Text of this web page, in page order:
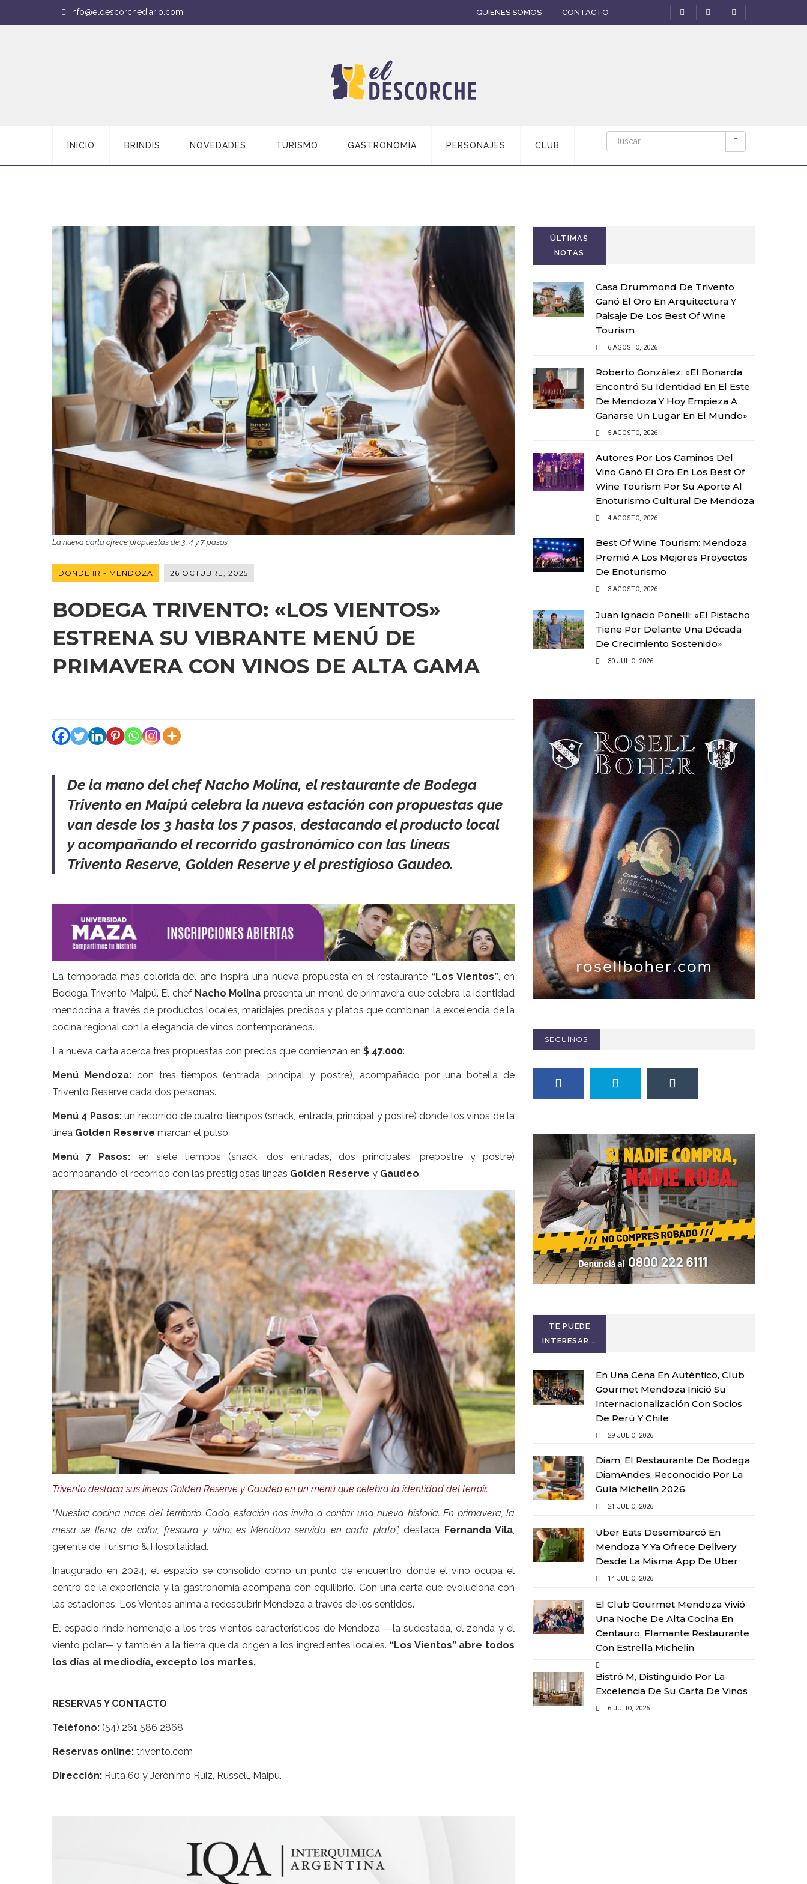
info@eldescorchediario.com CONTACTO
QUIENES SOMOS
INICIO BRINDIS NOVEDADES TURISMO GASTRONOMÍA PERSONAJES CLUB
La nueva carta ofrece propuestas de 3, 4 y 7 pasos.
DÓNDE IR - MENDOZA 26 OCTUBRE, 2025
BODEGA TRIVENTO: «LOS VIENTOS»
ESTRENA SU VIBRANTE MENÚ DE
PRIMAVERA CON VINOS DE ALTA GAMA
De la mano del chef Nacho Molina, el restaurante de Bodega
Trivento en Maipú celebra la nueva estación con propuestas que
van desde los 3 hasta los 7 pasos, destacando el producto local
y acompañando el recorrido gastronómico con las líneas
Trivento Reserve, Golden Reserve y el prestigioso Gaudeo.
La temporada más colorida del año inspira una nueva propuesta en el restaurante “Los Vientos”, en
Bodega Trivento Maipú. El chef Nacho Molina presenta un menú de primavera que celebra la identidad
mendocina a través de productos locales, maridajes precisos y platos que combinan la excelencia de la
cocina regional con la elegancia de vinos contemporáneos.
La nueva carta acerca tres propuestas con precios que comienzan en $ 47.000:
Menú Mendoza:con tres tiempos (entrada, principal y postre), acompañado por una botella de
Trivento Reserve cada dos personas.
Menú 4 Pasos:un recorrido de cuatro tiempos (snack, entrada, principal y postre) donde los vinos de la
línea Golden Reserve marcan el pulso.
Menú 7 Pasos: en siete tiempos (snack, dos entradas, dos principales, prepostre y postre)
acompañando el recorrido con las prestigiosas líneas Golden Reserve y Gaudeo.
Trivento destaca sus líneas Golden Reserve y Gaudeo en un menú que celebra la identidad del terroir.
“Nuestra cocina nace del territorio. Cada estación nos invita a contar una nueva historia. En primavera, la
mesa se llena de color, frescura y vino: es Mendoza servida en cada plato”,destaca Fernanda Vila,
gerente de Turismo & Hospitalidad.
Inaugurado en 2024, el espacio se consolidó como un punto de encuentro donde el vino ocupa el
centro de la experiencia y la gastronomía acompaña con equilibrio. Con una carta que evoluciona con
las estaciones, Los Vientos anima a redescubrir Mendoza a través de los sentidos.
El espacio rinde homenaje a los tres vientos característicos de Mendoza —la sudestada, el zonda y el
viento polar— y también a la tierra que da origen a los ingredientes locales. “Los Vientos” abre todos
los días al mediodía, excepto los martes.
RESERVAS Y CONTACTO
Teléfono: (54) 261 586 2868
Reservas online: trivento.com
Dirección: Ruta 60 y Jerónimo Ruiz, Russell, Maipú.
ÚLTIMAS
NOTAS
Casa Drummond De Trivento
Ganó El Oro En Arquitectura Y
Paisaje De Los Best Of Wine
Tourism
6 AGOSTO, 2026
Roberto González: «El Bonarda
Encontró Su Identidad En El Este
De Mendoza Y Hoy Empieza A
Ganarse Un Lugar En El Mundo»
5 AGOSTO, 2026
Autores Por Los Caminos Del
Vino Ganó El Oro En Los Best Of
Wine Tourism Por Su Aporte Al
Enoturismo Cultural De Mendoza
4 AGOSTO, 2026
Best Of Wine Tourism: Mendoza
Premió A Los Mejores Proyectos
De Enoturismo
3 AGOSTO, 2026
Juan Ignacio Ponelli: «El Pistacho
Tiene Por Delante Una Década
De Crecimiento Sostenido»
30 JULIO, 2026
SEGUÍNOS
TE PUEDE
INTERESAR...
En Una Cena En Auténtico, Club
Gourmet Mendoza Inició Su
Internacionalización Con Socios
De Perú Y Chile
29 JULIO, 2026
Diam, El Restaurante De Bodega
DiamAndes, Reconocido Por La
Guía Michelin 2026
21 JULIO, 2026
Uber Eats Desembarcó En
Mendoza Y Ya Ofrece Delivery
Desde La Misma App De Uber
14 JULIO, 2026
El Club Gourmet Mendoza Vivió
Una Noche De Alta Cocina En
Centauro, Flamante Restaurante
Con Estrella Michelin
Bistró M, Distinguido Por La
Excelencia De Su Carta De Vinos
6 JULIO, 2026